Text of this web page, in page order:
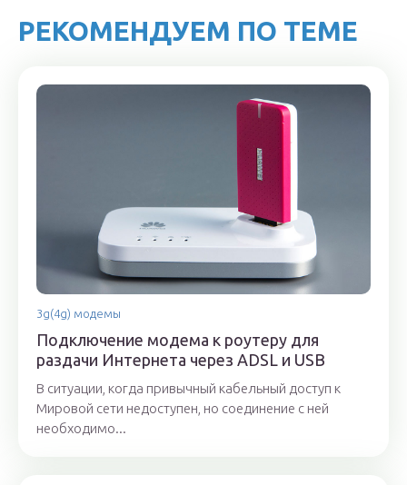
РЕКОМЕНДУЕМ ПО ТЕМЕ
3g(4g) модемы
Подключение модема к роутеру для
раздачи Интернета через ADSL и USB
В ситуации, когда привычный кабельный доступ к
Мировой сети недоступен, но соединение с ней
необходимо...